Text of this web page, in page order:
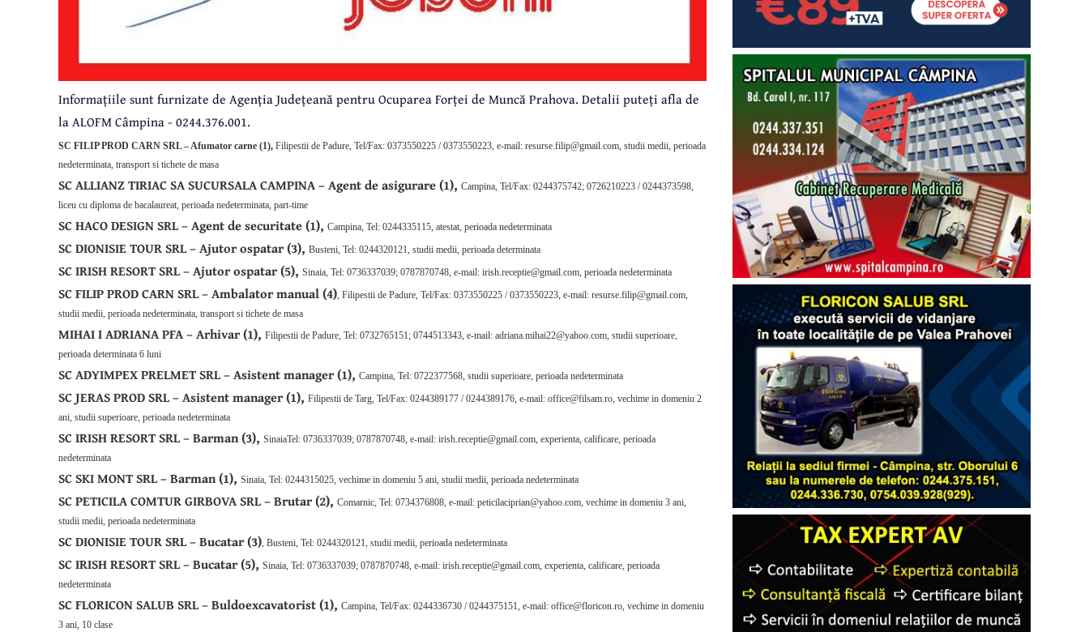
Informațiile sunt furnizate de Agenția Județeană pentru Ocuparea Forței de Muncă Prahova. Detalii puteți afla de
la ALOFM Câmpina - 0244.376.001.
SC FILIP PROD CARN SRL – Afumator carne (1), Filipestii de Padure, Tel/Fax: 0373550225 / 0373550223, e-mail: resurse.filip@gmail.com, studii medii, perioada
nedeterminata, transport si tichete de masa
SC ALLIANZ TIRIAC SA SUCURSALA CAMPINA – Agent de asigurare (1), Campina, Tel/Fax: 0244375742; 0726210223 / 0244373598,
liceu cu diploma de bacalaureat, perioada nedeterminata, part-time
SC HACO DESIGN SRL – Agent de securitate (1), Campina, Tel: 0244335115, atestat, perioada nedeterminata
SC DIONISIE TOUR SRL – Ajutor ospatar (3), Busteni, Tel: 0244320121, studii medii, perioada determinata
SC IRISH RESORT SRL – Ajutor ospatar (5), Sinaia, Tel: 0736337039; 0787870748, e-mail: irish.receptie@gmail.com, perioada nedeterminata
SC FILIP PROD CARN SRL – Ambalator manual (4), Filipestii de Padure, Tel/Fax: 0373550225 / 0373550223, e-mail: resurse.filip@gmail.com,
studii medii, perioada nedeterminata, transport si tichete de masa
MIHAI I ADRIANA PFA – Arhivar (1), Filipestii de Padure, Tel: 0732765151; 0744513343, e-mail: adriana.mihai22@yahoo.com, studii superioare,
perioada determinata 6 luni
SC ADYIMPEX PRELMET SRL – Asistent manager (1), Campina, Tel: 0722377568, studii superioare, perioada nedeterminata
SC JERAS PROD SRL – Asistent manager (1), Filipestii de Targ, Tel/Fax: 0244389177 / 0244389176, e-mail: office@filsam.ro, vechime in domeniu 2
ani, studii superioare, perioada nedeterminata
SC IRISH RESORT SRL – Barman (3), SinaiaTel: 0736337039; 0787870748, e-mail: irish.receptie@gmail.com, experienta, calificare, perioada
nedeterminata
SC SKI MONT SRL – Barman (1), Sinaia, Tel: 0244315025, vechime in domeniu 5 ani, studii medii, perioada nedeterminata
SC PETICILA COMTUR GIRBOVA SRL – Brutar (2), Comarnic, Tel: 0734376808, e-mail: peticilaciprian@yahoo.com, vechime in domeniu 3 ani,
studii medii, perioada nedeterminata
SC DIONISIE TOUR SRL – Bucatar (3), Busteni, Tel: 0244320121, studii medii, perioada nedeterminata
SC IRISH RESORT SRL – Bucatar (5), Sinaia, Tel: 0736337039; 0787870748, e-mail: irish.receptie@gmail.com, experienta, calificare, perioada
nedeterminata
SC FLORICON SALUB SRL – Buldoexcavatorist (1), Campina, Tel/Fax: 0244336730 / 0244375151, e-mail: office@floricon.ro, vechime in domeniu
3 ani, 10 clase